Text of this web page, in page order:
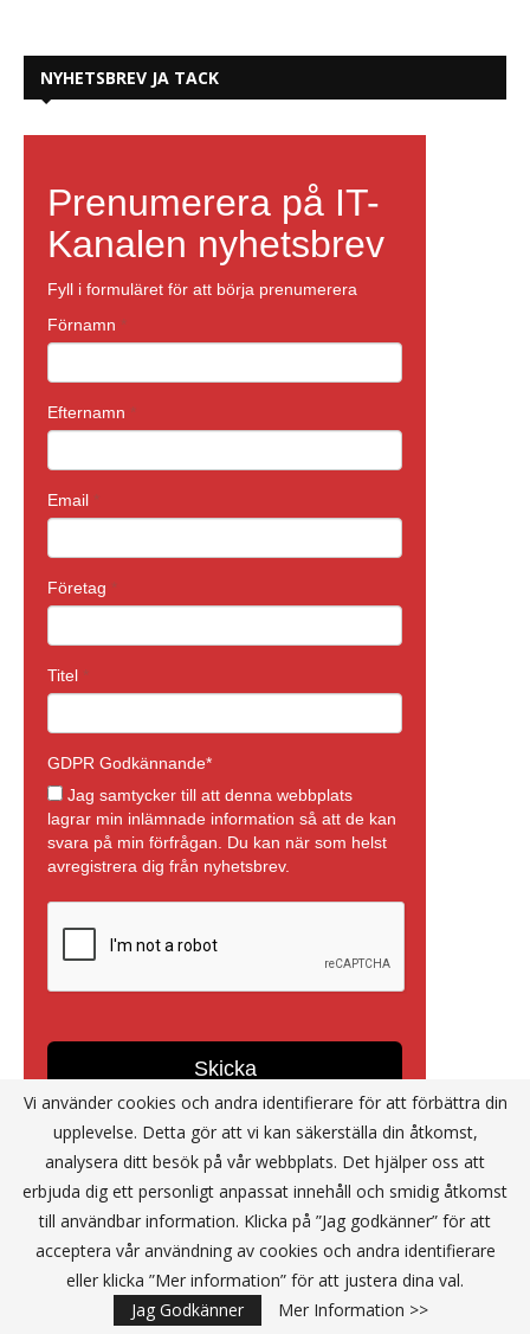
NYHETSBREV JA TACK
Annons
Vi använder cookies och andra identifierare för att förbättra din
upplevelse. Detta gör att vi kan säkerställa din åtkomst,
analysera ditt besök på vår webbplats. Det hjälper oss att
erbjuda dig ett personligt anpassat innehåll och smidig åtkomst
till användbar information. Klicka på ”Jag godkänner” för att
acceptera vår användning av cookies och andra identifierare
eller klicka ”Mer information” för att justera dina val.
Jag Godkänner
Mer Information >>